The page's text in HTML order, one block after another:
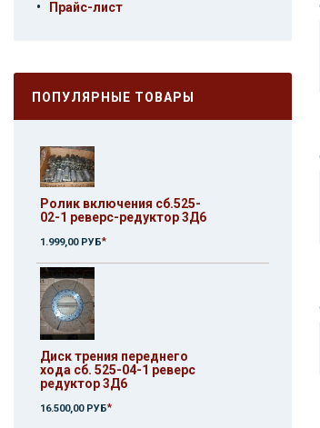
• Прайс-лист
ПОПУЛЯРНЫЕ ТОВАРЫ
Ролик включения сб.525-
02-1 реверс-редуктор 3Д6
1.999,00 РУБ*
Диск трения переднего
хода сб. 525-04-1 реверс
редуктор 3Д6
16.500,00 РУБ*